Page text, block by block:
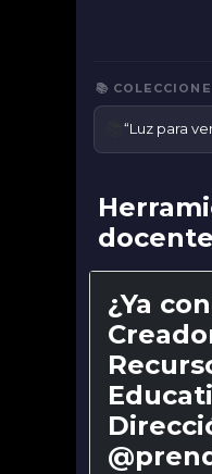
📚
📚“Luz para
docente
¿Ya